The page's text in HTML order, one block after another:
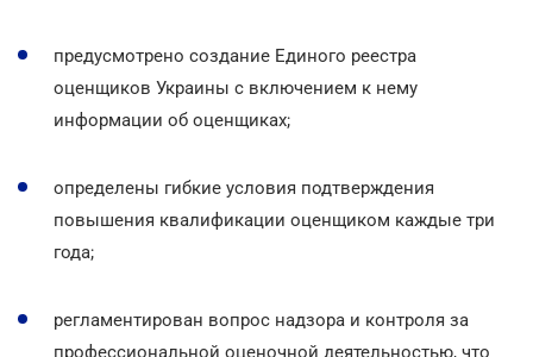
предусмотрено создание Единого реестра
оценщиков Украины с включением к нему
информации об оценщиках;
определены гибкие условия подтверждения
повышения квалификации оценщиком каждые три
года;
регламентирован вопрос надзора и контроля за
профессиональной оценочной деятельностью, что